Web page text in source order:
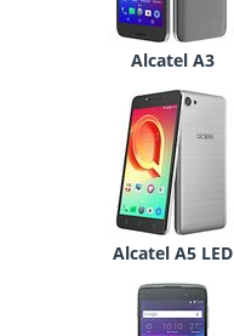
Alcatel A3
Alcatel A5 LED